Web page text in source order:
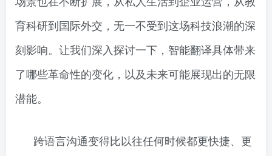
育科研到国际外交，无一不受到这场科技浪潮的深
刻影响。让我们深入探讨一下，智能翻译具体带来
了哪些革命性的变化，以及未来可能展现出的无限
潜能。
跨语言沟通变得比以往任何时候都更快捷、更